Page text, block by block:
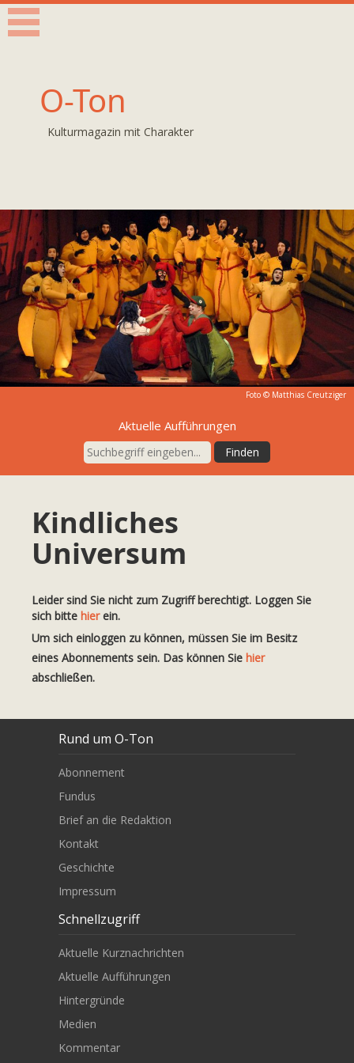
O-Ton
Kulturmagazin mit Charakter
Foto © Matthias Creutziger
Aktuelle Aufführungen
Kindliches
Universum
Leider sind Sie nicht zum Zugriff berechtigt. Loggen Sie
sich bitte hierein.
Um sich einloggen zu können, müssen Sie im Besitz
eines Abonnements sein. Das können Sie hier
abschließen.
Rund um O-Ton
Abonnement
Fundus
Brief an die Redaktion
Kontakt
Geschichte
Impressum
Schnellzugriff
Aktuelle Kurznachrichten
Aktuelle Aufführungen
Hintergründe
Medien
Kommentar